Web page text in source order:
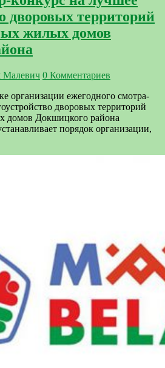
дворовых территорий
жилых домов
Малевич 0 Комментариев
ежегодного смотра-
дворовых территорий
домов Докшицкого района
порядок организации,